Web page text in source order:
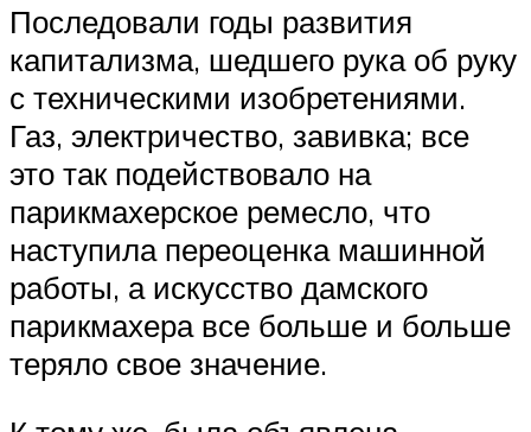
Последовали годы развития
капитализма, шедшего рука об руку
с техническими изобретениями.
Газ, электричество, завивка; все
это так подействовало на
парикмахерское ремесло, что
наступила переоценка машинной
работы, а искусство дамского
парикмахера все больше и больше
теряло свое значение.